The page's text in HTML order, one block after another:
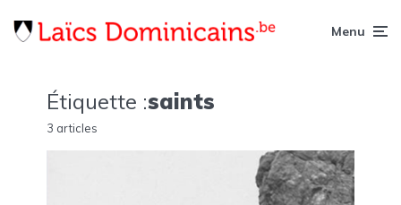
Menu
Étiquette :saints
3 articles